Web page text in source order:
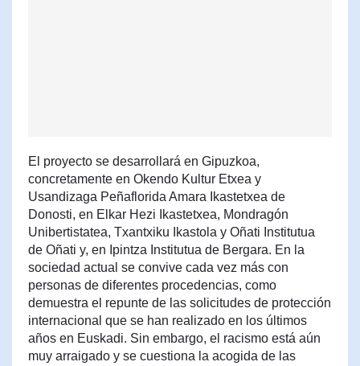
El proyecto se desarrollará en Gipuzkoa,
concretamente en Okendo Kultur Etxea y
Usandizaga Peñaflorida Amara Ikastetxea de
Donosti, en Elkar Hezi Ikastetxea, Mondragón
Unibertistatea, Txantxiku Ikastola y Oñati Institutua
de Oñati y, en Ipintza Institutua de Bergara. En la
sociedad actual se convive cada vez más con
personas de diferentes procedencias, como
demuestra el repunte de las solicitudes de protección
internacional que se han realizado en los últimos
años en Euskadi. Sin embargo, el racismo está aún
muy arraigado y se cuestiona la acogida de las